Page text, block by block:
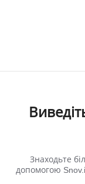
Знаходьте
допомогою